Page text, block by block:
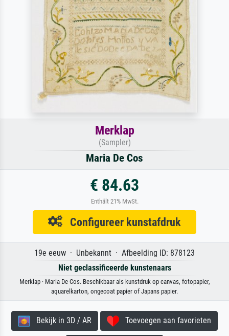
Merklap
(Sampler)
Maria De Cos
€ 84.63
Enthält 21% MwSt.
Configureer kunstafdruk
19e eeuw · Unbekannt · Afbeelding ID: 878123
Niet geclassificeerde kunstenaars
Merklap · Maria De Cos. Beschikbaar als kunstdruk op canvas, fotopapier,
aquarelkarton, ongecoat papier of Japans papier.
Bekijk in 3D / AR Toevoegen aan favorieten